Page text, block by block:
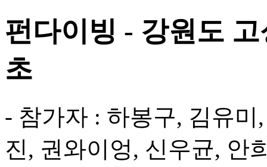
펀다이빙 - 강원도
초
- 참가자 : 하봉구, 김유
진, 권와이엉, 신우균, 안